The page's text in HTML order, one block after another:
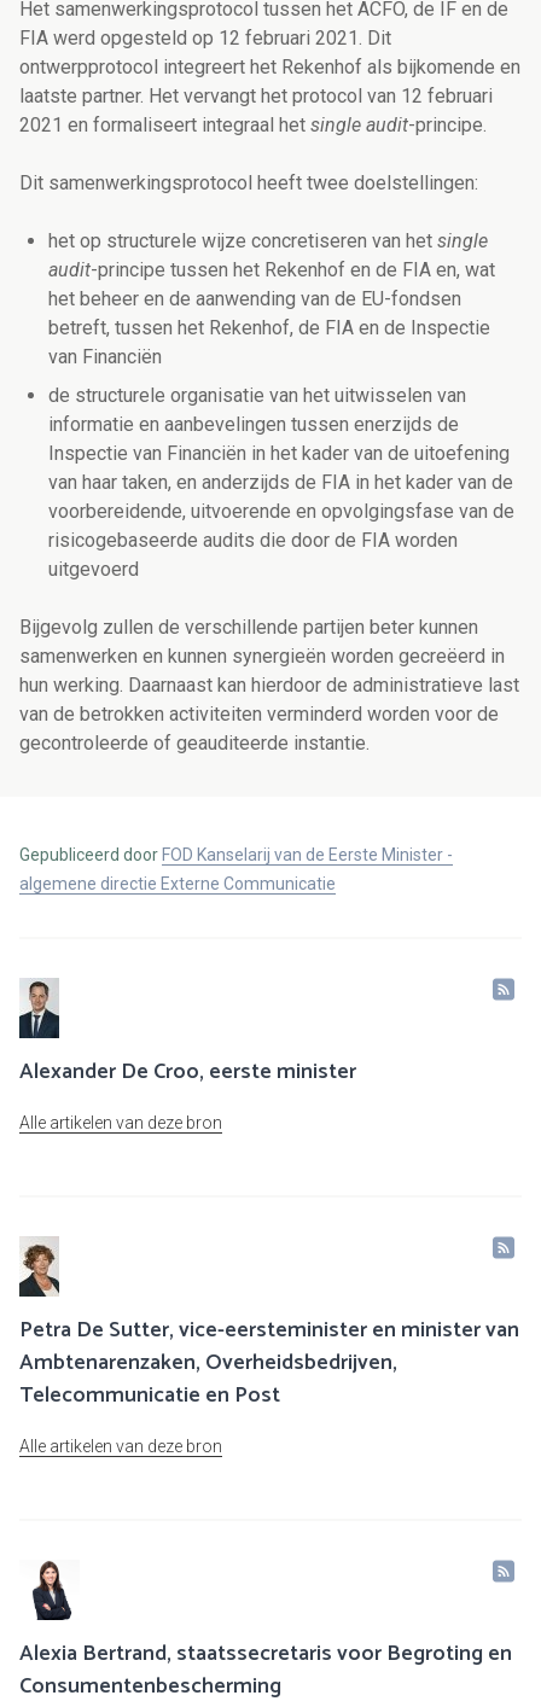
Het samenwerkingsprotocol tussen het ACFO, de IF en de
FIA werd opgesteld op 12 februari 2021. Dit
ontwerpprotocol integreert het Rekenhof als bijkomende en
laatste partner. Het vervangt het protocol van 12 februari
2021 en formaliseert integraal het single audit-principe.
Dit samenwerkingsprotocol heeft twee doelstellingen:
het op structurele wijze concretiseren van het single
audit-principe tussen het Rekenhof en de FIA en, wat
het beheer en de aanwending van de EU-fondsen
betreft, tussen het Rekenhof, de FIA en de Inspectie
van Financiën
de structurele organisatie van het uitwisselen van
informatie en aanbevelingen tussen enerzijds de
Inspectie van Financiën in het kader van de uitoefening
van haar taken, en anderzijds de FIA in het kader van de
voorbereidende, uitvoerende en opvolgingsfase van de
risicogebaseerde audits die door de FIA worden
uitgevoerd
Bijgevolg zullen de verschillende partijen beter kunnen
samenwerken en kunnen synergieën worden gecreëerd in
hun werking. Daarnaast kan hierdoor de administratieve last
van de betrokken activiteiten verminderd worden voor de
gecontroleerde of geauditeerde instantie.
Gepubliceerd door FOD Kanselarij van de Eerste Minister -
algemene directie Externe Communicatie
Alexander De Croo, eerste minister
Alle artikelen van deze bron
Petra De Sutter, vice-eersteminister en minister van
Ambtenarenzaken, Overheidsbedrijven,
Telecommunicatie en Post
Alle artikelen van deze bron
Alexia Bertrand, staatssecretaris voor Begroting en
Consumentenbescherming